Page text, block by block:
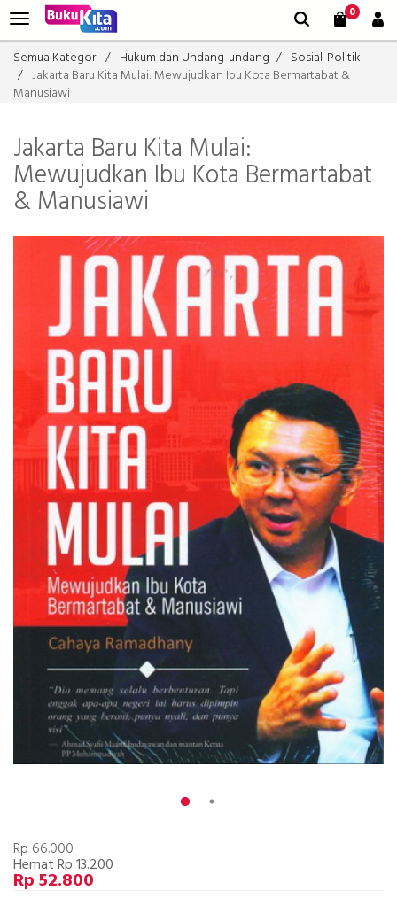
0
Semua Kategori Hukum dan Undang-undang
Sosial-Politik
Jakarta Baru Kita Mulai: Mewujudkan Ibu Kota Bermartabat &
Manusiawi
Jakarta Baru Kita Mulai:
Mewujudkan Ibu Kota Bermartabat
& Manusiawi
Rp 66.000
Hemat Rp 13.200
Rp 52.800